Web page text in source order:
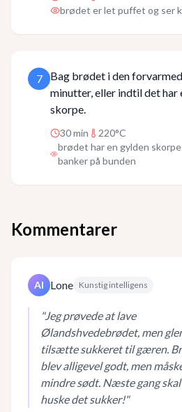
brødet er let puffet og ser
7
Bag brødet i den
minutter, eller indtil det har
skorpe.
30min
220°C
brødet har en gylden
banker på bunden
Kommentarer
AI Lone Kunstig intelligens
"Jeg prøvede at lave
Ølandshvedebrødet, men
tilsætte sukkeret til gæren.
blev alligevel godt, men
mindre sødt. Næste gang skal
huske det sukker!"